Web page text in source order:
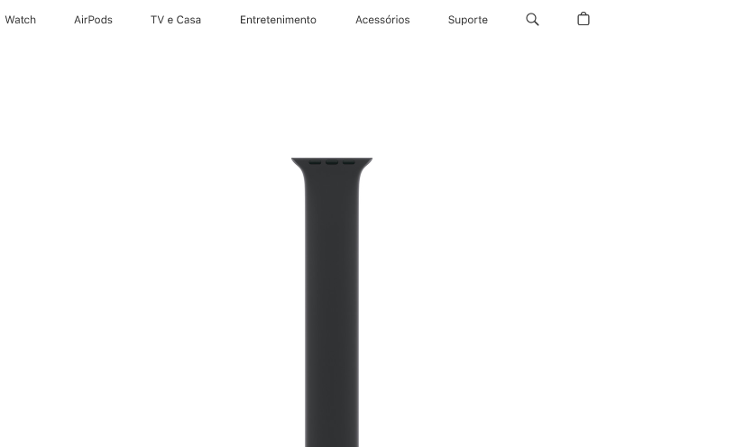
Apple Watch AirPods TV e Casa Entretenimento Acessórios Suporte